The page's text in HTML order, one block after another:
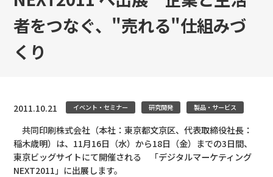
者をつなぐ、"売れる"仕組みづ
くり
2011.10.21 イベント・セミナー 研究開発 製品・サービス
共同印刷株式会社（本社：東京都文京区、代表取締役社長：
稲木歳明）は、11月16日（水）から18日（金）までの3日間、
東京ビッグサイトにて開催される 「デジタルマーケティング
NEXT2011」に出展します。